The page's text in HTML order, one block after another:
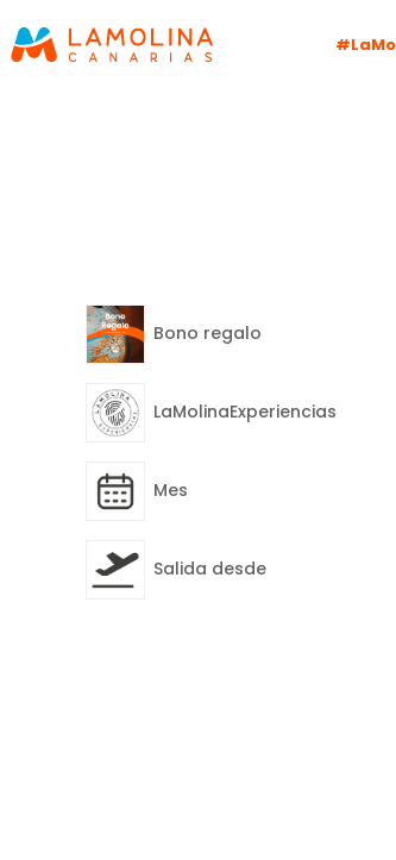
Bono regalo
LaMolinaExperiencias
Mes
Salida desde